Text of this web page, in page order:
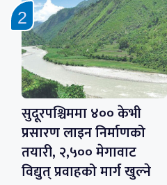
सुदूरपश्चिममा ४०० केभी
प्रसारण लाइन निर्माणको
तयारी, २,५०० मेगावाट
विद्युत् प्रवाहको मार्ग खुल्ने